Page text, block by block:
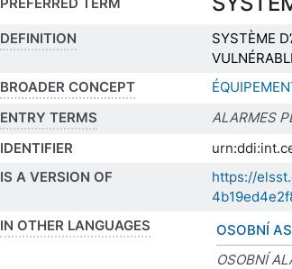
DEFINITION
SYSTÈME
BROADER CONCEPT
ENTRY TERMS
ALARMES
IDENTIFIER
IS A VERSION OF
https://
IN OTHER LANGUAGES
OSOBNÍ
OSOBNÍ